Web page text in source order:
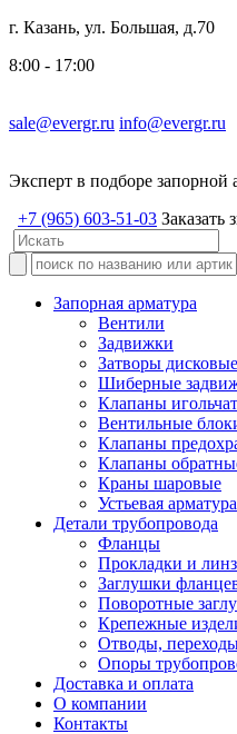
г. Казань, ул. Большая, д.70
8:00 - 17:00
sale@evergr.ru info@evergr.ru
Эксперт в подборе запорной
+7 (965) 603-51-03 Заказать
Запорная арматура
Вентили
Задвижки
Затворы дисковые
Шиберные
Клапаны
Вентильные
Клапаны
Клапаны
Краны шаровые
Устьевая арматура
Детали трубопровода
Фланцы
Прокладки и
Заглушки
Поворотные
Крепежные
Отводы,
Опоры
Доставка и оплата
О компании
Контакты